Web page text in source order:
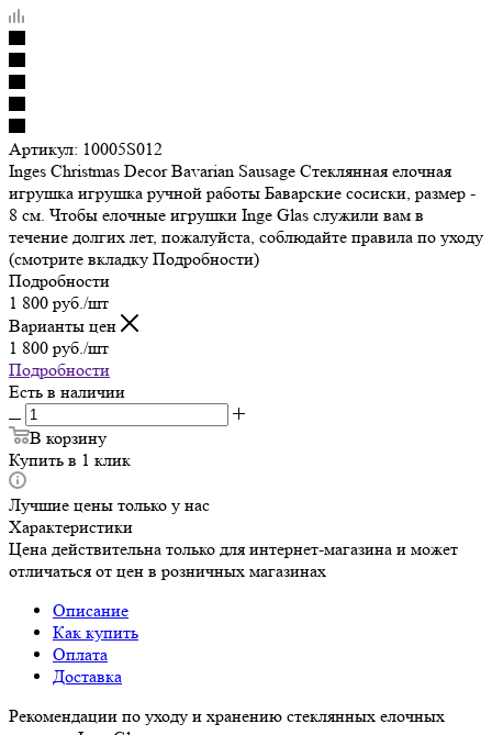
Артикул: 10005S012
Inges Christmas Decor Bavarian Sausage Стеклянная елочная
игрушка игрушка ручной работы Баварские сосиски, размер -
8 см. Чтобы елочные игрушки Inge Glas служили вам в
течение долгих лет, пожалуйста, соблюдайте правила по уходу
(смотрите вкладку Подробности)
Подробности
1 800 руб. /шт
Варианты цен
1 800 руб. /шт
Подробности
Есть в наличии
В корзину
Купить в 1 клик
Лучшие цены только у нас
Характеристики
Цена действительна только для интернет-магазина и может
отличаться от цен в розничных магазинах
Описание
Как купить
Оплата
Доставка
Рекомендации по уходу и хранению стеклянных елочных